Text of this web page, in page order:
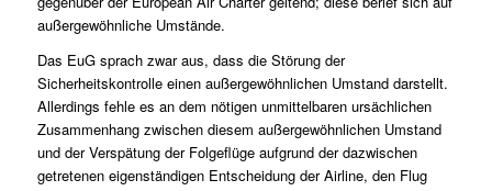
außergewöhnliche Umstände.
Das EuG sprach zwar aus, dass die Störung der
Sicherheitskontrolle einen außergewöhnlichen Umstand darstellt.
Allerdings fehle es an dem nötigen unmittelbaren ursächlichen
Zusammenhang zwischen diesem außergewöhnlichen Umstand
und der Verspätung der Folgeflüge aufgrund der dazwischen
getretenen eigenständigen Entscheidung der Airline, den Flug